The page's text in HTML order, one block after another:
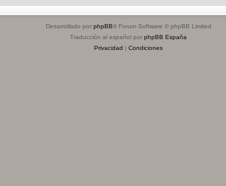
Desarrollado por phpBB® Forum Software © phpBB Limited
Traducción al español por phpBB España
Privacidad | Condiciones